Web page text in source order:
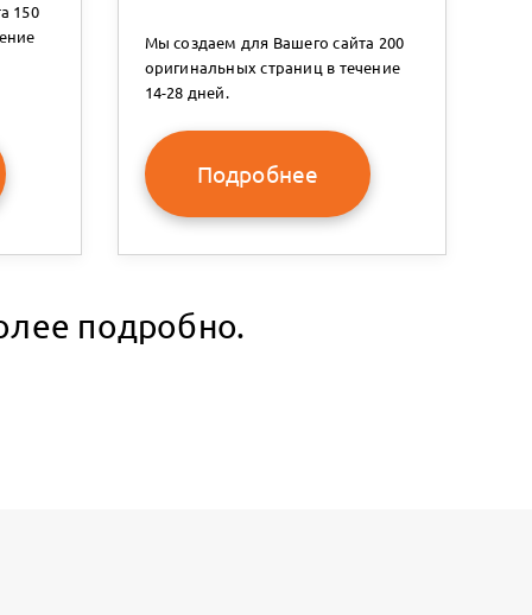
150
Мы создаем для Вашего сайта 200
оригинальных страниц в течение
14-28 дней.
Подробнее
подробно.